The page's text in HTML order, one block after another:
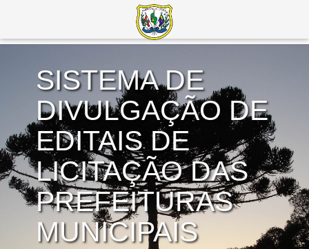
SISTEMA DE
DIVULGAÇÃO DE
EDITAIS DE
LICITAÇÃO DAS
PREFEITURAS
MUNICIPAIS